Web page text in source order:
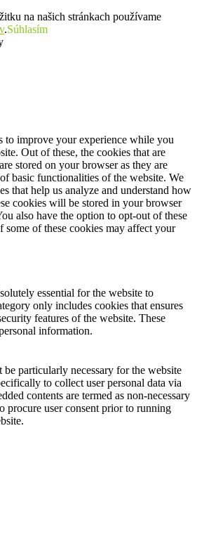
na našich stránkach používame
.Súhlasím
to improve your experience while you
Out of these, the cookies that are
stored on your browser as they are
basic functionalities of the website. We
that help us analyze and understand how
cookies will be stored in your browser
also have the option to opt-out of these
of these cookies may affect your
essential for the website to
only includes cookies that ensures
features of the website. These
information.
particularly necessary for the website
to collect user personal data via
contents are termed as non-necessary
procure user consent prior to running